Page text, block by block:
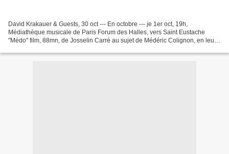
David Krakauer & Guests, 30 oct --- En octobre --- je 1er oct, 19h,
Médiathèque musicale de Paris Forum des Halles, vers Saint Eustache
"Médo" film, 88mn, de Josselin Carré au sujet de Médéric Colignon, en leur